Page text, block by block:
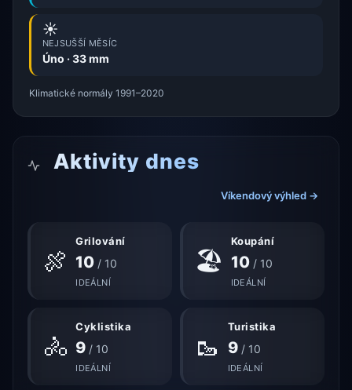
☀️
NEJSUŠŠÍ MĚSÍC
Úno · 33 mm
Klimatické normály 1991–2020
Aktivity dnes
Víkendový výhled →
🍖
Grilování
10 / 10
IDEÁLNÍ
🏖
Koupání
10/ 10
IDEÁLNÍ
🚴
Cyklistika
9 / 10
IDEÁLNÍ
🥾
Turistika
9/ 10
IDEÁLNÍ